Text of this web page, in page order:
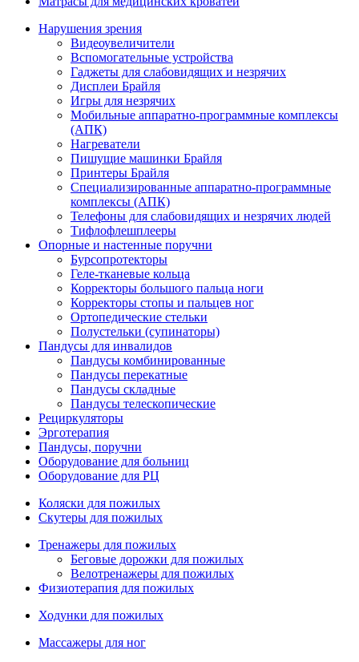
Нарушения зрения
Видеоувеличители
Вспомогательные устройства
Гаджеты для слабовидящих и незрячих
Дисплеи Брайля
Игры для незрячих
Мобильные аппаратно-программные комплексы
(АПК)
Нагреватели
Пишущие машинки Брайля
Принтеры Брайля
Специализированные аппаратно-программные
комплексы (АПК)
Телефоны для слабовидящих и незрячих людей
Тифлофлешплееры
Опорные и настенные поручни
Бурсопротекторы
Геле-тканевые кольца
Корректоры большого пальца ноги
Корректоры стопы и пальцев ног
Ортопедические стельки
Полустельки (супинаторы)
Пандусы для инвалидов
Пандусы комбинированные
Пандусы перекатные
Пандусы складные
Пандусы телескопические
Рециркуляторы
Эрготерапия
Пандусы, поручни
Оборудование для больниц
Оборудование для РЦ
Коляски для пожилых
Скутеры для пожилых
Тренажеры для пожилых
Беговые дорожки для пожилых
Велотренажеры для пожилых
Физиотерапия для пожилых
Ходунки для пожилых
Массажеры для ног